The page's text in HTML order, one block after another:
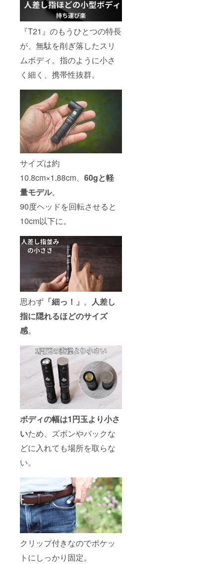
『T21』のもうひとつの特長
が、無駄を削ぎ落したスリ
ムボディ。指のように小さ
く細く、携帯性抜群。
サイズは約
10.8cm×1.88cm、 60gと軽
量モデル。
90度ヘッドを回転させると
10cm以下に。
思わず 「細っ！」 。 人差し
指に隠れるほどのサイズ
感。
ボディの幅は1円玉より小さ
いため、ズボンやバックな
どに入れても場所を取らな
い。
クリップ付きなのでポケッ
トにしっかり固定。